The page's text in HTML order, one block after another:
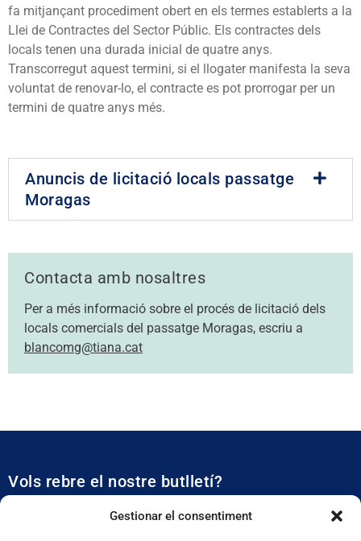
Gestionar el consentiment
fa mitjançant procediment obert en els termes establerts a la
Llei de Contractes del Sector Públic. Els contractes dels
locals tenen una durada inicial de quatre anys.
Transcorregut aquest termini, si el llogater manifesta la seva
voluntat de renovar-lo, el contracte es pot prorrogar per un
termini de quatre anys més.
Anuncis de licitació locals passatge
Moragas
Contacta amb nosaltres
Per a més informació sobre el procés de licitació dels
locals comercials del passatge Moragas, escriu a
blancomg@tiana.cat
Vols rebre el nostre butlletí?